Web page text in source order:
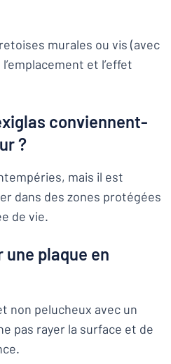
murales ou vis (avec
et l’effet
conviennent-
?
mais il est
dans des zones protégées
de vie.
plaque en
non pelucheux avec un
pas rayer la surface et de